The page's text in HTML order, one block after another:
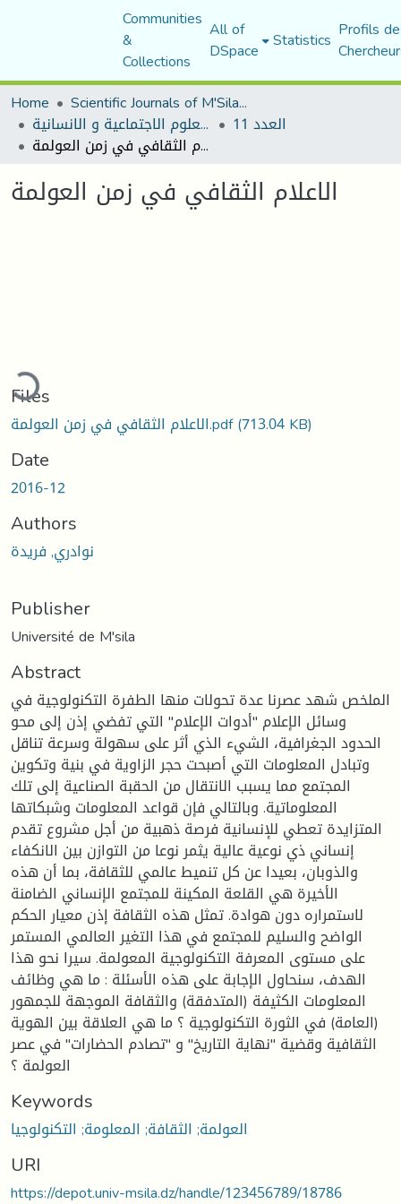
Communities
&
Collections
All of
DSpace Statistics Profils
Home
Scientific Journals of M'Sila University
مجلة العلوم الاجتماعية و الانسانية العدد 11
الاعلام الثقافي في زمن العولمة
الاعلام الثقافي في زمن العولمة
Files
الاعلام الثقافي في زمن العولمة.pdf(713.04 KB)
Date
2016-12
Authors
نوادري, فريدة
Publisher
Université de M'sila
Abstract
الملخص شهد عصرنا عدة تحولات منها الطفرة التكنولوجية في
وسائل الإعلام "أدوات الإعلام" التي تفضي إذن إلى محو
الحدود الجغرافية، الشيء الذي أثر على سهولة وسرعة تناقل
وتبادل المعلومات التي أصبحت حجر الزاوية في بنية وتكوين
المجتمع مما يسبب الانتقال من الحقبة الصناعية إلى تلك
المعلوماتية. وبالتالي فإن قواعد المعلومات وشبكاتها
المتزايدة تعطي للإنسانية فرصة ذهبية من أجل مشروع تقدم
إنساني ذي نوعية عالية يثمر نوعا من التوازن بين الانكفاء
والذوبان، بعيدا عن كل تنميط عالمي للثقافة، بما أن هذه
الأخيرة هي القلعة المكينة للمجتمع الإنساني الضامنة
لاستمراره دون هوادة. تمثل هذه الثقافة إذن معيار الحكم
الواضح والسليم للمجتمع في هذا التغير العالمي المستمر
على مستوى المعرفة التكنولوجية المعولمة. سيرا نحو هذا
الهدف، سنحاول الإجابة على هذه الأسئلة : ما هي وظائف
المعلومات الكثيفة (المتدفقة) والثقافة الموجهة للجمهور
(العامة) في الثورة التكنولوجية ؟ ما هي العلاقة بين الهوية
الثقافية وقضية "نهاية التاريخ" و "تصادم الحضارات" في عصر
العولمة ؟
Keywords
العولمة; الثقافة; المعلومة; التكنولوجيا
URI
https://depot.univ-msila.dz/handle/123456789/18786